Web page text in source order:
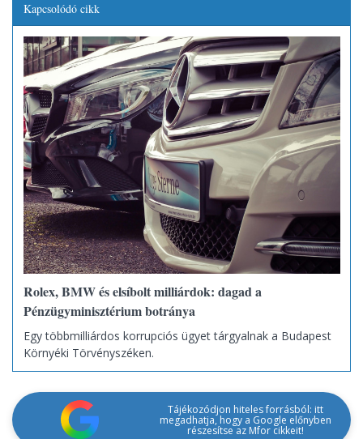
Kapcsolódó cikk
Rolex, BMW és elsíbolt milliárdok: dagad a
Pénzügyminisztérium botránya
Egy többmilliárdos korrupciós ügyet tárgyalnak a Budapest
Környéki Törvényszéken.
Tájékozódjon hiteles forrásból: itt
megadhatja, hogy a Google előnyben
részesítse az Mfor cikkeit!